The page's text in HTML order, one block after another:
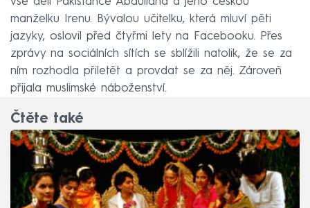
manželku Irenu. Bývalou učitelku, která mluví pěti
jazyky, oslovil před čtyřmi lety na Facebooku. Přes
zprávy na sociálních sítích se sblížili natolik, že se za
ním rozhodla přiletět a provdat se za něj. Zároveň
přijala muslimské náboženství.
Čtěte také